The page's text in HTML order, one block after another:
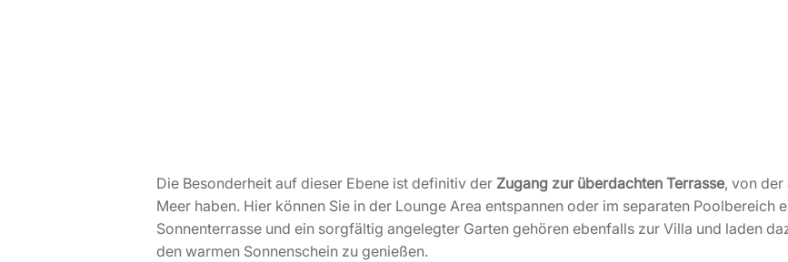
Die Besonderheit auf dieser Ebene ist definitiv der Zugang zur überdachten Terrasse, von der
Meer haben. Hier können Sie in der Lounge Area entspannen oder im separaten Poolbereich
Sonnenterrasse und ein sorgfältig angelegter Garten gehören ebenfalls zur Villa und laden
den warmen Sonnenschein zu genießen.